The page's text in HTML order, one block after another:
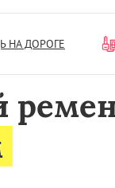
НА ДОРОГЕ